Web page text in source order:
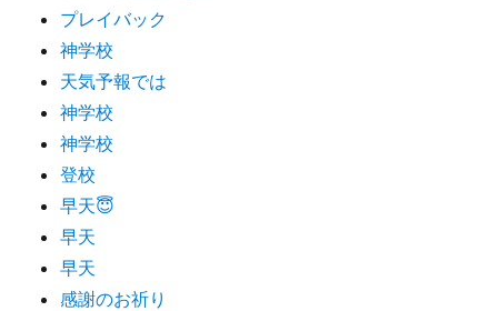
プレイバック
神学校
天気予報では
神学校
神学校
登校
早天😇
早天
早天
感謝のお祈り